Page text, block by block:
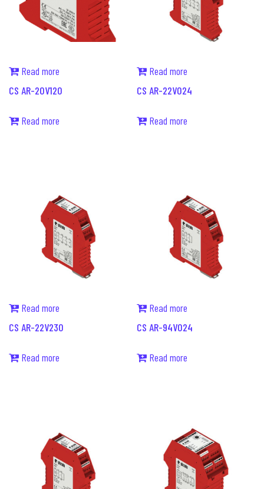
Read more
CS AR-20V120
Read more
Read more
CS AR-22V024
Read more
Read more
CS AR-22V230
Read more
Read more
CS AR-94V024
Read more